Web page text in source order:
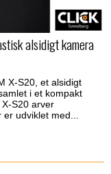
alsidigt kamera
X-S20, et alsidigt
i et kompakt
S20 arver
udviklet med...